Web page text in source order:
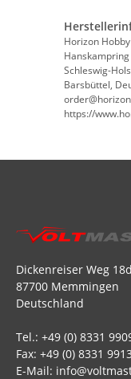
Horizon
Schleswig-
Barsbüttel,
https://
Dickenreiser Weg 18d
87700 Memmingen
Deutschland
Tel.: +49 (0) 8331
Fax: +49 (0) 8331
E-Mail: